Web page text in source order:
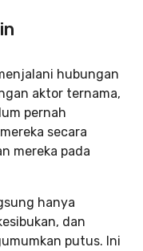
hubungan
aktor ternama,
pernah
secara
mereka pada
hanya
dan
putus. Ini